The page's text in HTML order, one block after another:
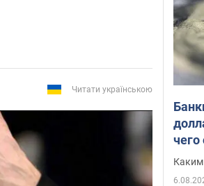
Читати українською
Каким